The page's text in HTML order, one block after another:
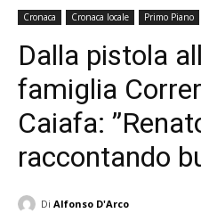
Cronaca Cronaca locale Primo Piano
Dalla pistola
famiglia
Caiafa:
raccontando
Di Alfonso D'Arco